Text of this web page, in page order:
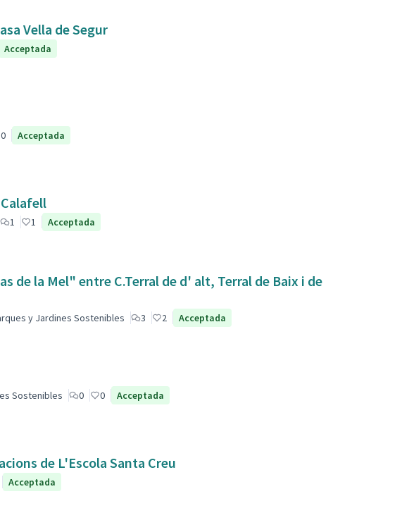
Vella de Segur
Acceptada
0 Acceptada
1 1 Acceptada
de la Mel" entre C.Terral de d' alt, Terral de Baix i de
y Jardines Sostenibles 3 2 Acceptada
Sostenibles 0 0 Acceptada
de L'Escola Santa Creu
Acceptada